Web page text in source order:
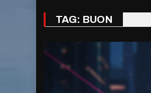
TAG: BUON